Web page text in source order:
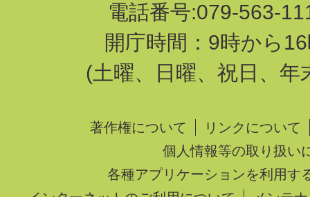
電話番号:079-563-
開庁時間：9時から
(土曜、日曜、祝日、年
著作権について
リンクについて
個人情報等の取り扱い
各種アプリケーションを利用す